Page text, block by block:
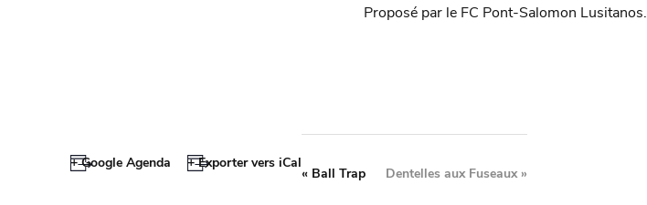
Proposé par le FC Pont-Salomon Lusitanos.
+ Google Agenda + Exporter vers iCal
«Ball Trap Dentelles aux Fuseaux»